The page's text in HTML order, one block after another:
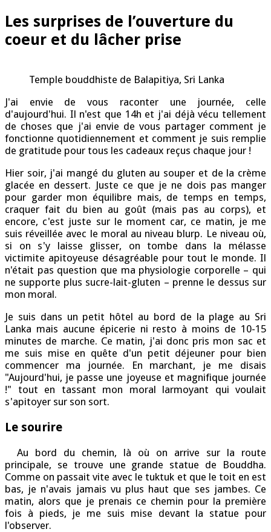
Les surprises de l’ouverture du
coeur et du lâcher prise
Temple bouddhiste de Balapitiya, Sri Lanka
J'ai envie de vous raconter une journée, celle
d'aujourd'hui. Il n'est que 14h et j'ai déjà vécu tellement
de choses que j'ai envie de vous partager comment je
fonctionne quotidiennement et comment je suis remplie
de gratitude pour tous les cadeaux reçus chaque jour !
Hier soir, j'ai mangé du gluten au souper et de la crème
glacée en dessert. Juste ce que je ne dois pas manger
pour garder mon équilibre mais, de temps en temps,
craquer fait du bien au goût (mais pas au corps), et
encore, c'est juste sur le moment car, ce matin, je me
suis réveillée avec le moral au niveau blurp. Le niveau où,
si on s'y laisse glisser, on tombe dans la mélasse
victimite apitoyeuse désagréable pour tout le monde. Il
n'était pas question que ma physiologie corporelle – qui
ne supporte plus sucre-lait-gluten – prenne le dessus sur
mon moral.
Je suis dans un petit hôtel au bord de la plage au Sri
Lanka mais aucune épicerie ni resto à moins de 10-15
minutes de marche. Ce matin, j'ai donc pris mon sac et
me suis mise en quête d'un petit déjeuner pour bien
commencer ma journée. En marchant, je me disais
"Aujourd'hui, je passe une joyeuse et magnifique journée
!" tout en tassant mon moral larmoyant qui voulait
s'apitoyer sur son sort.
Le sourire
Au bord du chemin, là où on arrive sur la route
principale, se trouve une grande statue de Bouddha.
Comme on passait vite avec le tuktuk et que le toit en est
bas, je n'avais jamais vu plus haut que ses jambes. Ce
matin, alors que je prenais ce chemin pour la première
fois à pieds, je me suis mise devant la statue pour
l'observer.